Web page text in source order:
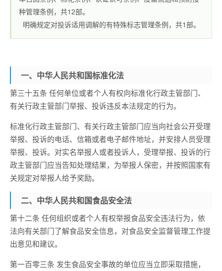
种管理条例，共12部。
明确规定对投诉适用调解的有特殊标志管理条例，共1部。
一、中华人民共和国标准化法
第三十五条 任何单位或者个人有权向标准化行政主管部门、
有关行政主管部门举报、投诉违反本法规定的行为。
标准化行政主管部门、有关行政主管部门应当向社会公开受理
举报、投诉的电话、信箱或者电子邮件地址，并安排人员受理
举报、投诉。对实名举报人或者投诉人，受理举报、投诉的行
政主管部门应当告知处理结果，为举报人保密，并按照国家有
关规定对举报人给予奖励。
二、中华人民共和国食品安全法
第十二条 任何组织或者个人有权举报食品安全违法行为，依
法向有关部门了解食品安全信息，对食品安全监督管理工作提
出意见和建议。
第一百零三条 发生食品安全事故的单位应当立即采取措施，